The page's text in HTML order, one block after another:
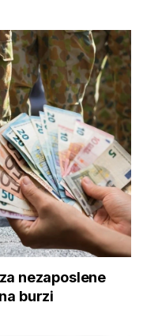
nezaposlene
burzi